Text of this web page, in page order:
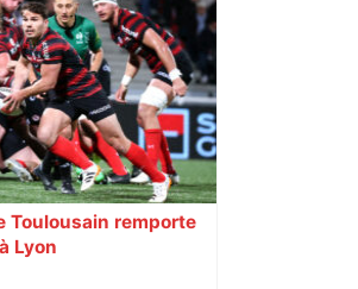
Toulousain remporte
Lyon